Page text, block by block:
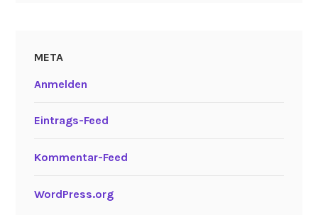
META
Anmelden
Eintrags-Feed
Kommentar-Feed
WordPress.org